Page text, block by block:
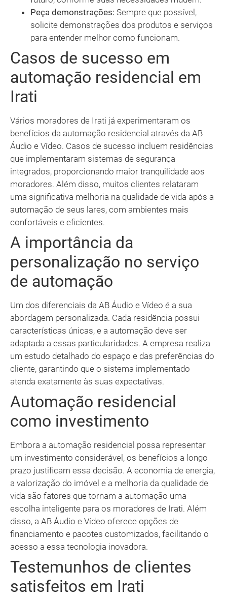
Peça demonstrações: Sempre que possível,
solicite demonstrações dos produtos e serviços
para entender melhor como funcionam.
Casos de sucesso em
automação residencial em
Irati
Vários moradores de Irati já experimentaram os
benefícios da automação residencial através da AB
Áudio e Vídeo. Casos de sucesso incluem residências
que implementaram sistemas de segurança
integrados, proporcionando maior tranquilidade aos
moradores. Além disso, muitos clientes relataram
uma significativa melhoria na qualidade de vida após a
automação de seus lares, com ambientes mais
confortáveis e eficientes.
A importância da
personalização no serviço
de automação
Um dos diferenciais da AB Áudio e Vídeo é a sua
abordagem personalizada. Cada residência possui
características únicas, e a automação deve ser
adaptada a essas particularidades. A empresa realiza
um estudo detalhado do espaço e das preferências do
cliente, garantindo que o sistema implementado
atenda exatamente às suas expectativas.
Automação residencial
como investimento
Embora a automação residencial possa representar
um investimento considerável, os benefícios a longo
prazo justificam essa decisão. A economia de energia,
a valorização do imóvel e a melhoria da qualidade de
vida são fatores que tornam a automação uma
escolha inteligente para os moradores de Irati. Além
disso, a AB Áudio e Vídeo oferece opções de
financiamento e pacotes customizados, facilitando o
acesso a essa tecnologia inovadora.
Testemunhos de clientes
satisfeitos em Irati